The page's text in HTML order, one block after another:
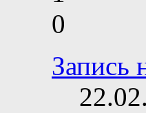
0
Запись